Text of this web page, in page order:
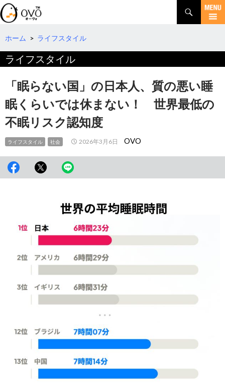
検
索
コ
テ
ツ
へ
ホーム > ライフスタイル
ライフスタイル
「眠らない国」の日本人、質の悪い睡
眠くらいでは休まない！ 世界最低の
不眠リスク認知度
ライフスタイル 社会 2026年3月6日 OVO